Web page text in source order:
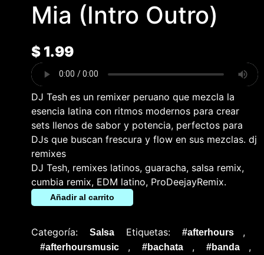
Mia (Intro Outro)
$1.99
DJ Tesh es un remixer peruano que mezcla la
esencia latina con ritmos modernos para crear
sets llenos de sabor y potencia, perfectos para
DJs que buscan frescura y flow en sus mezclas. dj
remixes
DJ Tesh, remixes latinos, guaracha, salsa remix,
cumbia remix, EDM latino, ProDeejayRemix.
Añadir al carrito
Categoría: Salsa Etiquetas: #afterhours ,
#afterhoursmusic , #bachata , #banda ,